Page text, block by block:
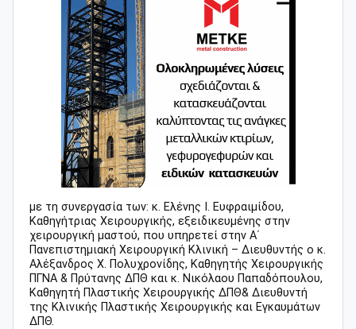
με τη συνεργασία των: κ. Ελένης Ι. Ευφραιμίδου,
Καθηγήτριας Χειρουργικής, εξειδικευμένης στην
χειρουργική μαστού, που υπηρετεί στην Α΄
Πανεπιστημιακή Χειρουργική Κλινική – Διευθυντής ο κ.
Αλέξανδρος Χ. Πολυχρονίδης, Καθηγητής Χειρουργικής
ΠΓΝΑ & Πρύτανης ΔΠΘ και κ. Νικόλαου Παπαδόπουλου,
Καθηγητή Πλαστικής Χειρουργικής ΔΠΘ& Διευθυντή
της Κλινικής Πλαστικής Χειρουργικής και Εγκαυμάτων
ΔΠΘ.